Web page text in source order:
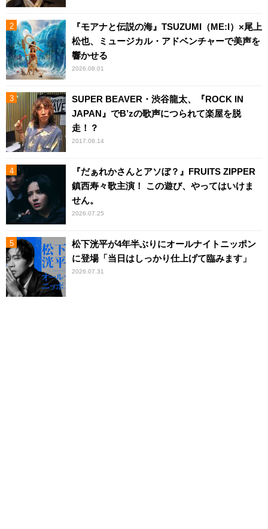
『モアナと伝説の海』TSUZUMI（ME:I）×尾上
松也、ミュージカル・アドベンチャーで美声を
響かせる
2026.08.01
SUPER BEAVER・渋谷龍太、『ROCK IN
JAPAN』でB’zの歌声につられて楽屋を脱
走！？
2017.08.14
『だぁれかさんとアソぼ？』FRUITS ZIPPER
鎮西寿々歌主演！ この遊び、やってはいけま
せん。
2026.07.25
松下洸平が4年半ぶりにオールナイトニッポン
に登場「当日はしっかり仕上げて臨みます」
2026.07.31